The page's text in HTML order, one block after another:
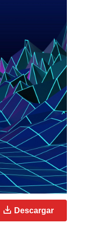
Descargar